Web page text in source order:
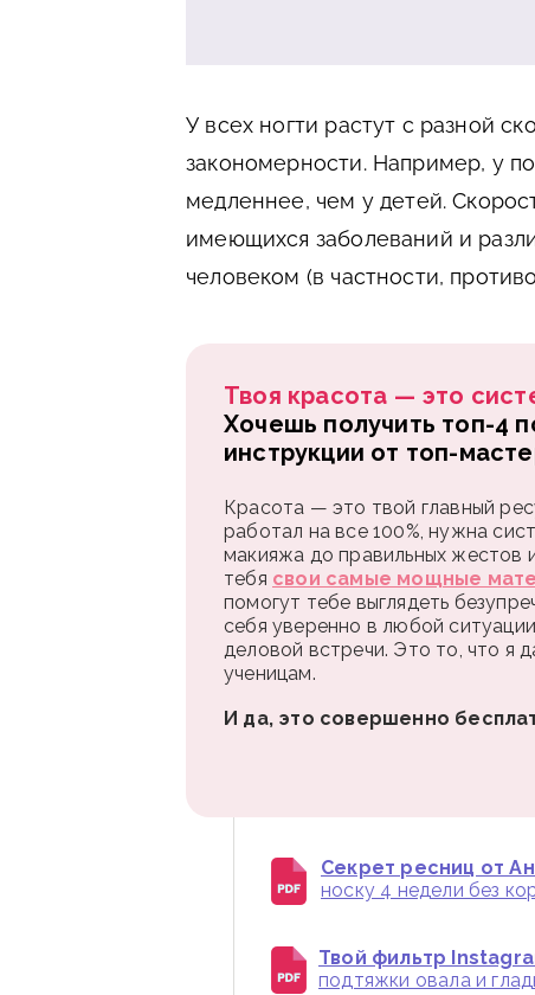
У всех ногти растут с разной
закономерности. Например, у
медленнее, чем у детей.
имеющихся заболеваний и
человеком (в частности,
Твоя красота — это
Хочешь получить топ-4
инструкции от топ-
Красота — это твой главный
работал на все 100%, нужна
макияжа до правильных жестов
тебя свои самые мощные
помогут тебе выглядеть
себя уверенно в любой
деловой встречи. Это то, что я
ученицам.
И да, это совершенно
Секрет ресниц от
носку 4 недели без
Твой фильтр
подтяжки овала и